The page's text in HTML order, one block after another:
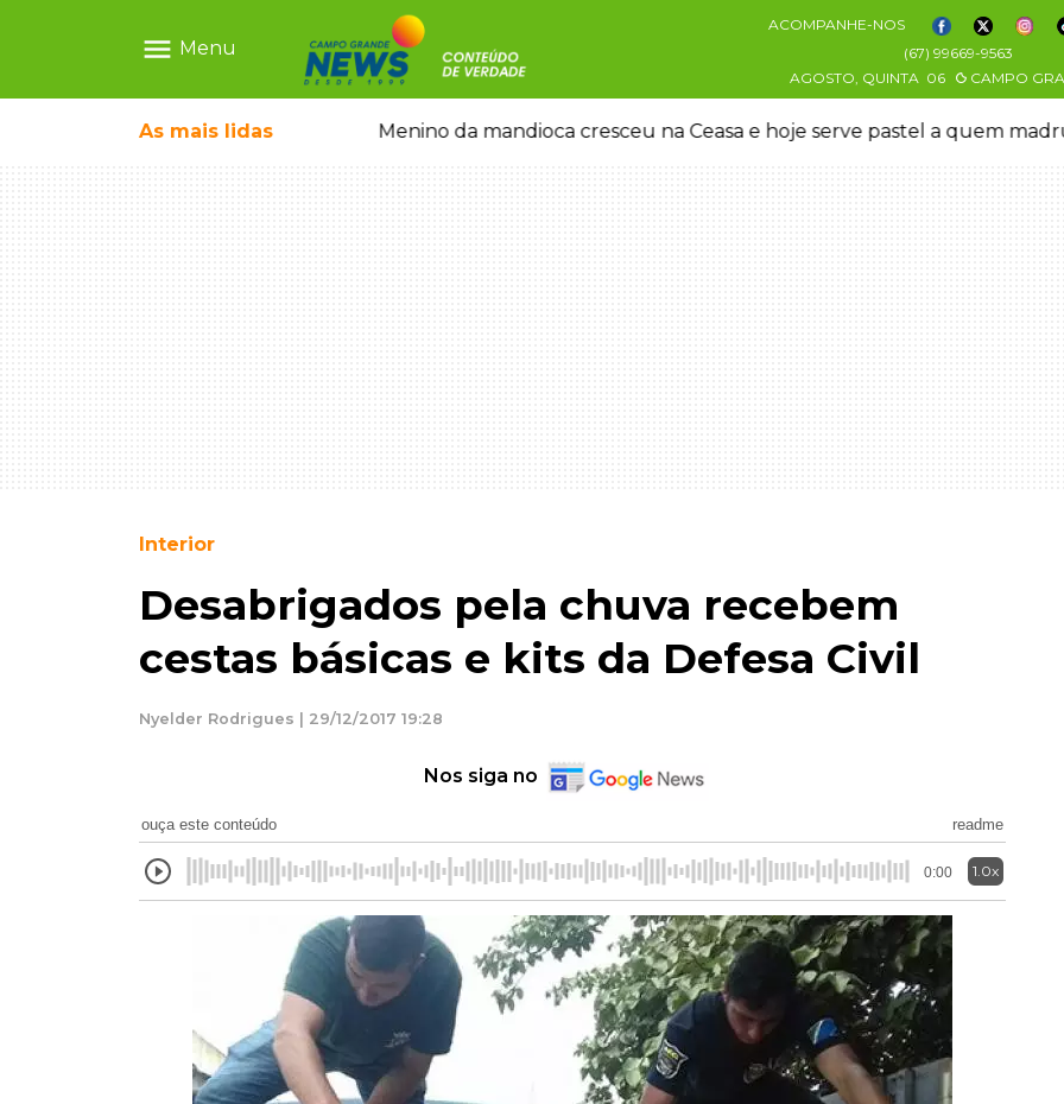
menu Menu
ACOMPANHE-NOS
(67) 99669-9563
AGOSTO, QUINTA 06 CAMPO
As mais lidas
crianças brasileiras Menino da mandioca cresceu na Ceasa e hoje serve pastel a quem
Interior
Desabrigados pela chuva recebem
cestas básicas e kits da Defesa Civil
Nyelder Rodrigues | 29/12/2017 19:28
Nos siga no
ouça este conteúdo readme
0:00 1.0x